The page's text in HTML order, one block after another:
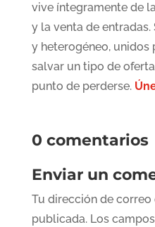
vive íntegramente de
y la venta de
y heterogéneo,
salvar un tipo de
punto de perderse.
0 comentarios
Enviar un
Tu dirección de
publicada. Los